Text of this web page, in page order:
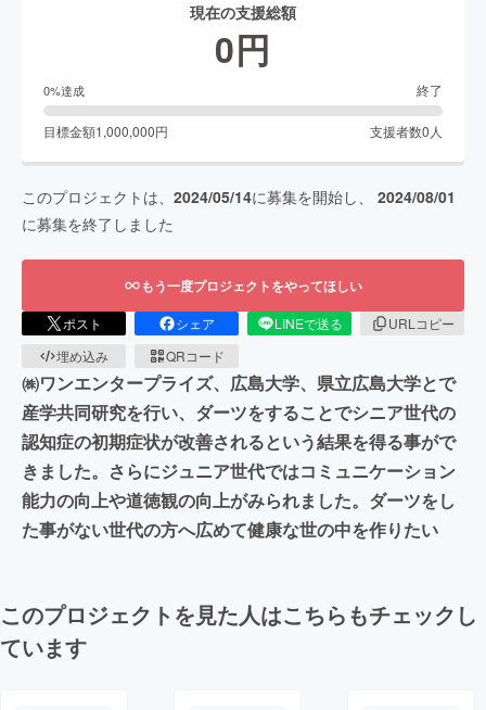
現在の支援総額
0円
0%達成 終了
目標金額1,000,000円 支援者数0 人
このプロジェクトは、 2024/05/14に募集を開始し、 2024/08/01
に募集を終了しました
もう一度プロジェクトをやってほしい
ポスト シェア LINEで送る
URLコピー
埋め込み
QRコード
㈱ワンエンタープライズ、広島大学、県立広島大学とで
産学共同研究を行い、ダーツをすることでシニア世代の
認知症の初期症状が改善されるという結果を得る事がで
きました。さらにジュニア世代ではコミュニケーション
能力の向上や道徳観の向上がみられました。ダーツをし
た事がない世代の方へ広めて健康な世の中を作りたい
このプロジェクトを見た人はこちらもチェックし
ています